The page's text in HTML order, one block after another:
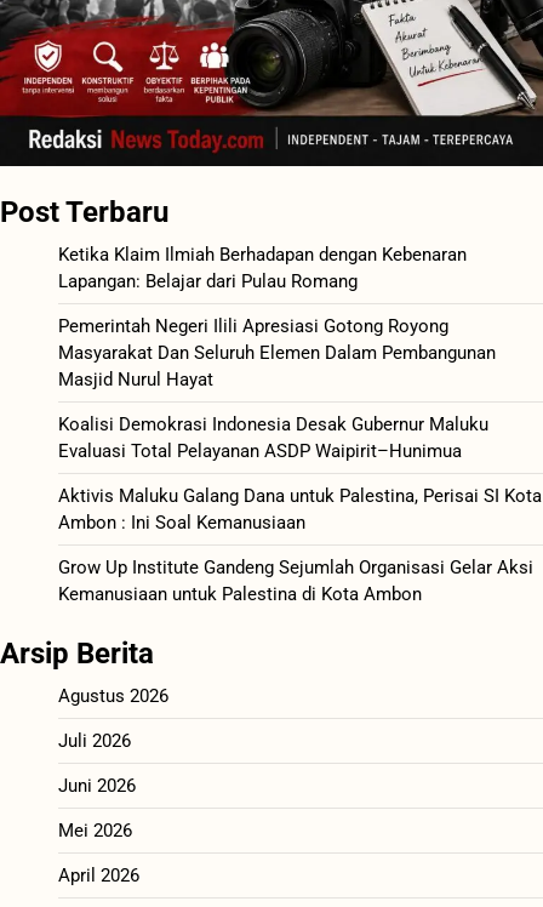
Post Terbaru
Ketika Klaim Ilmiah Berhadapan dengan Kebenaran
Lapangan: Belajar dari Pulau Romang
Pemerintah Negeri Ilili Apresiasi Gotong Royong
Masyarakat Dan Seluruh Elemen Dalam Pembangunan
Masjid Nurul Hayat
Koalisi Demokrasi Indonesia Desak Gubernur Maluku
Evaluasi Total Pelayanan ASDP Waipirit–Hunimua
Aktivis Maluku Galang Dana untuk Palestina, Perisai SI Kota
Ambon : Ini Soal Kemanusiaan
Grow Up Institute Gandeng Sejumlah Organisasi Gelar Aksi
Kemanusiaan untuk Palestina di Kota Ambon
Arsip Berita
Agustus 2026
Juli 2026
Juni 2026
Mei 2026
April 2026